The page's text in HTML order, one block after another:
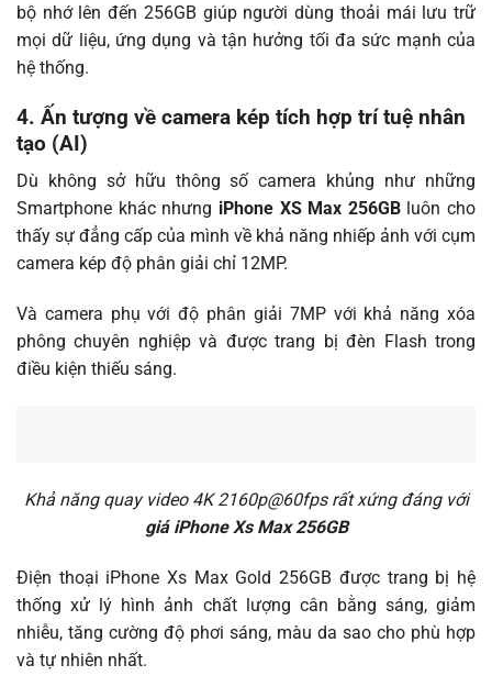
bộ nhớ lên đến 256GB giúp người dùng thoải mái lưu trữ
mọi dữ liệu, ứng dụng và tận hưởng tối đa sức mạnh của
hệ thống.
4. Ấn tượng về camera kép tích hợp trí tuệ nhân
tạo (AI)
Dù không sở hữu thông số camera khủng như những
Smartphone khác nhưng iPhone XS Max 256GBluôn cho
thấy sự đẳng cấp của mình về khả năng nhiếp ảnh với cụm
camera kép độ phân giải chỉ 12MP.
Và camera phụ với độ phân giải 7MP với khả năng xóa
phông chuyên nghiệp và được trang bị đèn Flash trong
điều kiện thiếu sáng.
Khả năng quay video 4K 2160p@60fps rất xứng đáng với
giá iPhone Xs Max 256GB
Điện thoại iPhone Xs Max Gold 256GB được trang bị hệ
thống xử lý hình ảnh chất lượng cân bằng sáng, giảm
nhiễu, tăng cường độ phơi sáng, màu da sao cho phù hợp
và tự nhiên nhất.